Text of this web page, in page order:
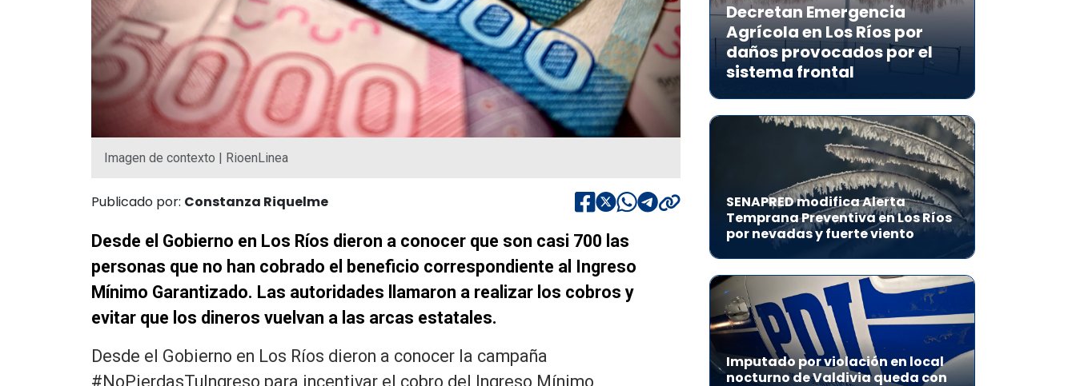
Imagen de contexto | RioenLinea
Publicado por: Constanza Riquelme
Desde el Gobierno en Los Ríos dieron a conocer que son casi 700 las
personas que no han cobrado el beneficio correspondiente al Ingreso
Mínimo Garantizado. Las autoridades llamaron a realizar los cobros y
evitar que los dineros vuelvan a las arcas estatales.
Desde el Gobierno en Los Ríos dieron a conocer la campaña
#NoPierdasTuIngreso para incentivar el cobro del Ingreso Mínimo
Decretan Emergencia
Agrícola en Los Ríos por
daños provocados por el
sistema frontal
SENAPRED modifica Alerta
Temprana Preventiva en Los Ríos
por nevadas y fuerte viento
Imputado por violación en local
nocturno de Valdivia queda con